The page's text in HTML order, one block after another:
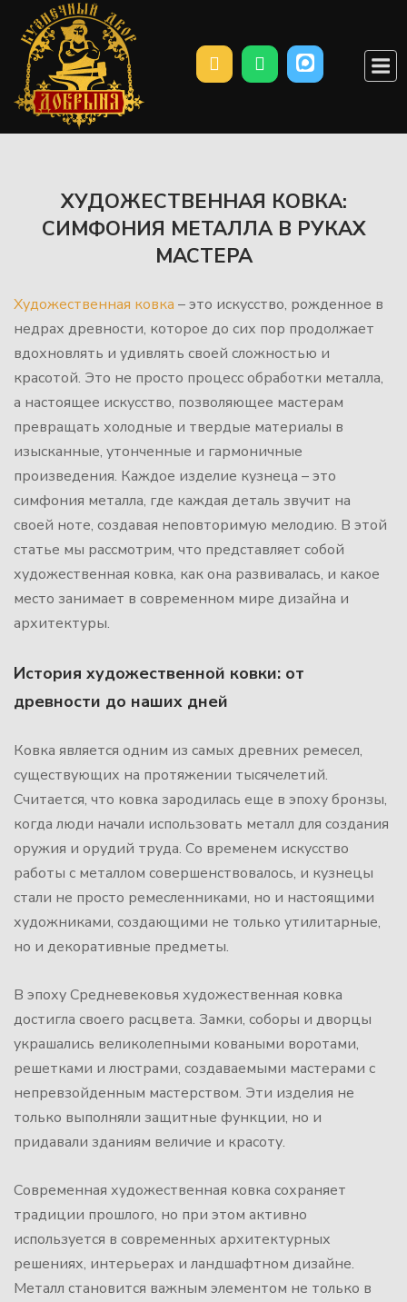
Перейти
содержанию
ХУДОЖЕСТВЕННАЯ КОВКА:
СИМФОНИЯ МЕТАЛЛА В РУКАХ
МАСТЕРА
Художественная ковка – это искусство, рожденное в
недрах древности, которое до сих пор продолжает
вдохновлять и удивлять своей сложностью и
красотой. Это не просто процесс обработки металла,
а настоящее искусство, позволяющее мастерам
превращать холодные и твердые материалы в
изысканные, утонченные и гармоничные
произведения. Каждое изделие кузнеца – это
симфония металла, где каждая деталь звучит на
своей ноте, создавая неповторимую мелодию. В этой
статье мы рассмотрим, что представляет собой
художественная ковка, как она развивалась, и какое
место занимает в современном мире дизайна и
архитектуры.
История художественной ковки: от
древности до наших дней
Ковка является одним из самых древних ремесел,
существующих на протяжении тысячелетий.
Считается, что ковка зародилась еще в эпоху бронзы,
когда люди начали использовать металл для создания
оружия и орудий труда. Со временем искусство
работы с металлом совершенствовалось, и кузнецы
стали не просто ремесленниками, но и настоящими
художниками, создающими не только утилитарные,
но и декоративные предметы.
В эпоху Средневековья художественная ковка
достигла своего расцвета. Замки, соборы и дворцы
украшались великолепными коваными воротами,
решетками и люстрами, создаваемыми мастерами с
непревзойденным мастерством. Эти изделия не
только выполняли защитные функции, но и
придавали зданиям величие и красоту.
Современная художественная ковка сохраняет
традиции прошлого, но при этом активно
используется в современных архитектурных
решениях, интерьерах и ландшафтном дизайне.
Металл становится важным элементом не только в